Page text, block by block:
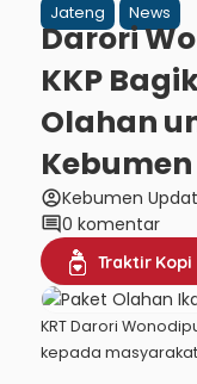
Jateng News
Darori
KKP
Olahan
Kebumen
account_circleKebumen
comment0 komentar
Traktir Kopi
KRT Darori
kepada